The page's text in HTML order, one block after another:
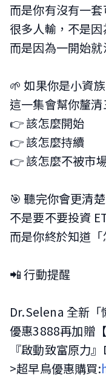
而是你有沒有一
很多人輸，不是
而是因為一開始
🌱 如果你是小資族
這一集會幫你釐清
👉 該怎麼開始
👉 該怎麼持續
👉 該怎麼不被市
🎯 聽完你會更清楚
不是要不要投資
而是你終於知道「
📲 行動提醒
Dr.Selena 全新「
優惠3888再加贈
『啟動致富原力
>超早鳥優惠購買: